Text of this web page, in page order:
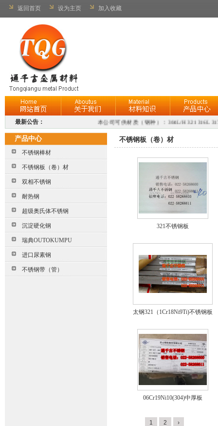
返回首页 设为主页 加入收藏
最新公告： 本公司可供材质（钢种）：304L/H 321 316L
产品中心
不锈钢棒材
不锈钢板（卷）材
双相不锈钢
耐热钢
超级奥氏体不锈钢
沉淀硬化钢
瑞典OUTOKUMPU
进口尿素钢
不锈钢带（管）
不锈钢板（卷）材
321不锈钢板
太钢321（1Cr18Ni9Ti)不锈钢板
06Cr19Ni10(304)中厚板
1 2 ›